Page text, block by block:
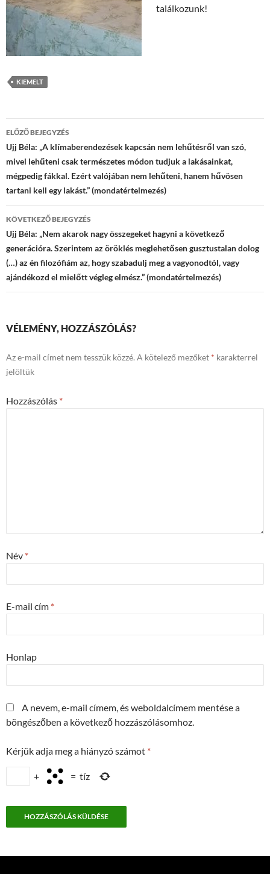
találkozunk!
KIEMELT
Bejegyzések
navigációja
ELŐZŐ BEJEGYZÉS
Ujj Béla: „A klímaberendezések kapcsán nem lehűtésről van szó,
mivel lehűteni csak természetes módon tudjuk a lakásainkat,
mégpedig fákkal. Ezért valójában nem lehűteni, hanem hűvösen
tartani kell egy lakást.” (mondatértelmezés)
KÖVETKEZŐ BEJEGYZÉS
Ujj Béla: „Nem akarok nagy összegeket hagyni a következő
generációra. Szerintem az öröklés meglehetősen gusztustalan dolog
(…) az én filozófiám az, hogy szabadulj meg a vagyonodtól, vagy
ajándékozd el mielőtt végleg elmész.” (mondatértelmezés)
VÉLEMÉNY, HOZZÁSZÓLÁS?
Az e-mail címet nem tesszük közzé. A kötelező mezőket * karakterrel
jelöltük
Hozzászólás *
Név *
E-mail cím *
Honlap
A nevem, e-mail címem, és weboldalcímem mentése a
böngészőben a következő hozzászólásomhoz.
Kérjük adja meg a hiányzó számot *
+ = tíz